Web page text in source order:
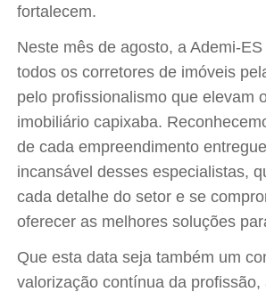
fortalecem.
Neste mês de agosto, a Ademi-
todos os corretores de imóveis
pelo profissionalismo que elevam
imobiliário capixaba.
de cada empreendimento
incansável desses especialistas,
cada detalhe do setor e se
oferecer as melhores soluções
Que esta data seja também um
valorização contínua da